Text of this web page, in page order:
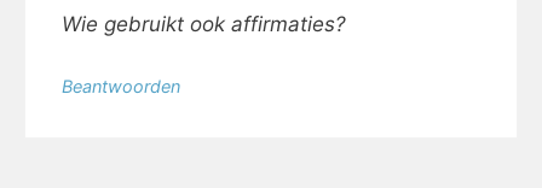
Wie gebruikt ook affirmaties?
Beantwoorden